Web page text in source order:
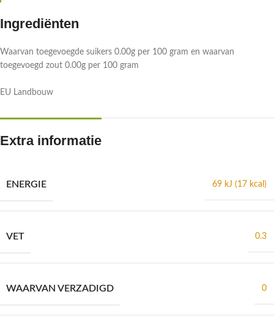
Ingrediënten
Waarvan toegevoegde suikers 0.00g per 100 gram en waarvan
toegevoegd zout 0.00g per 100 gram
EU Landbouw
Extra informatie
ENERGIE 69 kJ (17 kcal)
VET 0.3
WAARVAN VERZADIGD 0